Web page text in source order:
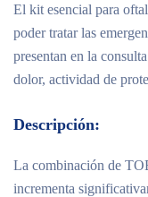
El kit esencial para
poder tratar las
presentan en la
dolor, actividad de
Descripción:
La combinación de
incrementa